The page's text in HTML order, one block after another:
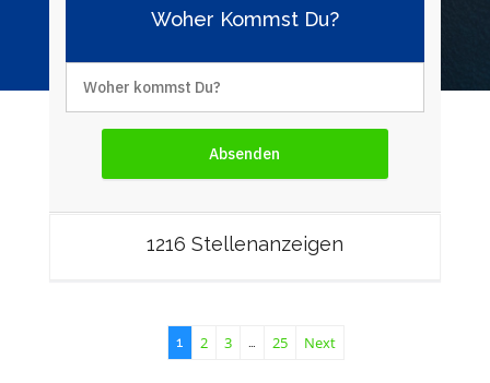
Woher Kommst Du?
1216 Stellenanzeigen
1 2 3 … 25 Next